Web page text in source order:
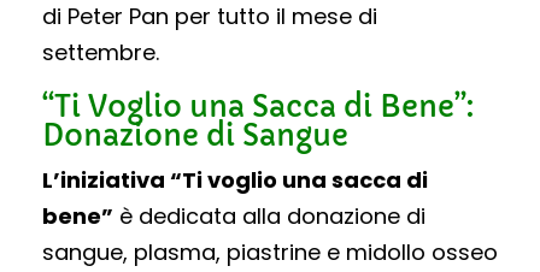
di Peter Pan per tutto il mese di
settembre.
“Ti Voglio una Sacca di Bene”:
Donazione di Sangue
L’iniziativa “Ti voglio una sacca di
bene” è dedicata alla donazione di
sangue, plasma, piastrine e midollo osseo